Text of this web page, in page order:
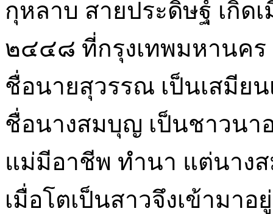
กุหลาบ สายประดิษฐ์ เกิด
๒๔๔๘ ที่กรุงเทพมหานค
ชื่อนายสุวรรณ เป็นเสมีย
ชื่อนางสมบุญ เป็นชาวนา
แม่มีอาชีพ ทำนา แต่นาง
เมื่อโตเป็นสาวจึงเข้ามา